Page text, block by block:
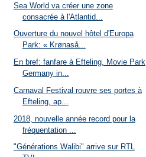
Sea World va créer une zone
consacrée à l'Atlantid...
Ouverture du nouvel hôtel d'Europa
Park: « Krønaså...
En bref: fanfare à Efteling, Movie Park
Germany in...
Carnaval Festival rouvre ses portes à
Efteling, ap...
2018, nouvelle année record pour la
fréquentation ...
"Générations Walibi" arrive sur RTL